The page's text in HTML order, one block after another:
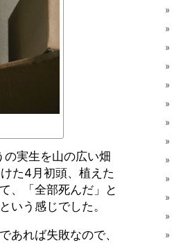
の実生を山の広い畑
た4月初頭、植えた
、「全部死んだ」と
いう感じでした。
あれば失敗なので、